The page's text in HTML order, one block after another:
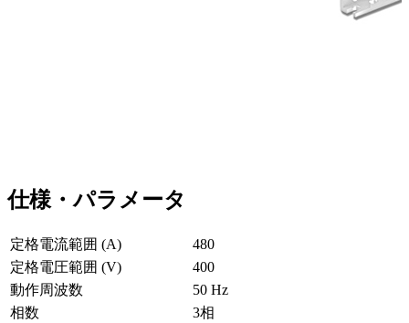
仕様・パラメータ
定格電流範囲 (A)
480
定格電圧範囲 (V)
400
動作周波数
50 Hz
相数
3相